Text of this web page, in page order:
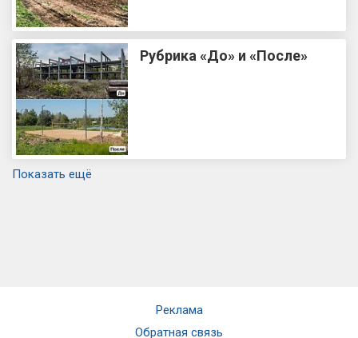
Рубрика «До» и «После»
Показать ещё
Реклама
Обратная связь